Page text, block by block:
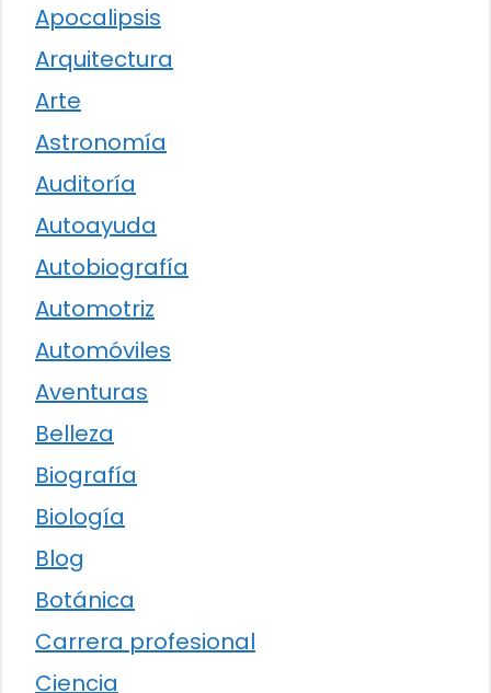
Apocalipsis
Arquitectura
Arte
Astronomía
Auditoría
Autoayuda
Autobiografía
Automotriz
Automóviles
Aventuras
Belleza
Biografía
Biología
Blog
Botánica
Carrera profesional
Ciencia